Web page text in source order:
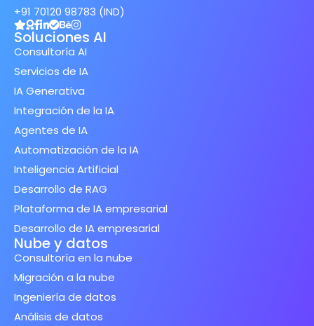
+91 70120 98783 (IND)
Soluciones AI
Consultoría AI
Servicios de IA
IA Generativa
Integración de la IA
Agentes de IA
Automatización de la IA
Inteligencia Artificial
Desarrollo de RAG
Plataforma de IA empresarial
Desarrollo de IA empresarial
Nube y datos
Consultoría en la nube
Migración a la nube
Ingeniería de datos
Análisis de datos